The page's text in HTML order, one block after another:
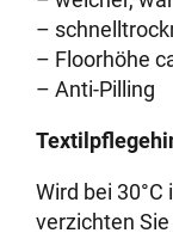
–
– Floorhöhe
– Anti-Pilling
Wird bei
verzichten